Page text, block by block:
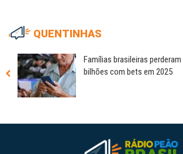
QUENTINHAS
Famílias brasileiras perderam
bilhões com bets em 2025